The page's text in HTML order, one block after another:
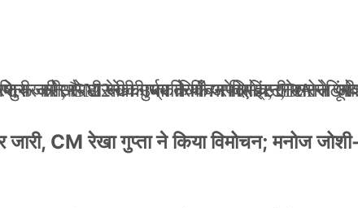
जान से मारने की धमकियाँ : सेलिब्रिटी
सोसायटी की कार्यकारिणी अपदस्थ, JDA ने
जारी, CM रेखा गुप्ता ने किया विमोचन; मनोज
की और 22 की उम्र तक बन गए इंटरनेशनल
जारी, CM रेखा गुप्ता ने किया विमोचन; मनोज